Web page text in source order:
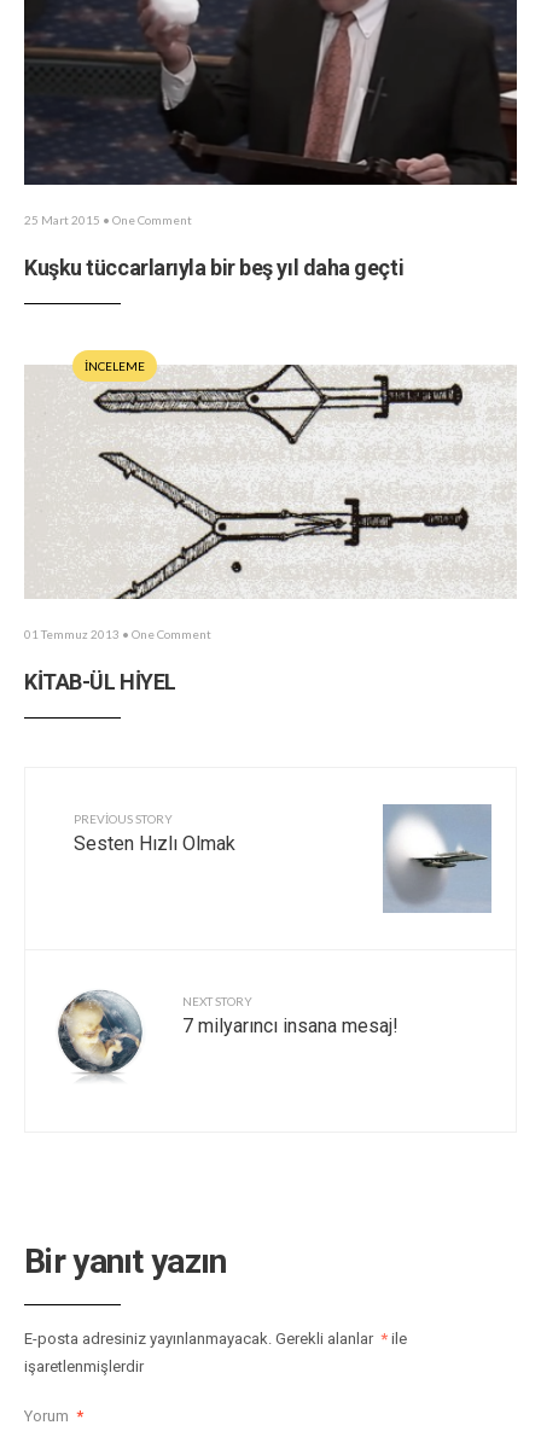
25 Mart 2015 • One Comment
Kuşku tüccarlarıyla bir beş yıl daha geçti
İNCELEME
01 Temmuz 2013 • One Comment
KİTAB-ÜL HİYEL
PREVIOUS STORY
Sesten Hızlı Olmak
NEXT STORY
7 milyarıncı insana mesaj!
Bir yanıt yazın
E-posta adresiniz yayınlanmayacak. Gerekli alanlar * ile
işaretlenmişlerdir
Yorum *